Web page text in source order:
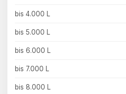
bis 4.000 L
bis 5.000 L
bis 6.000 L
bis 7.000 L
bis 8.000 L